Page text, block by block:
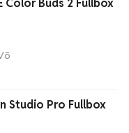
Color Buds 2 Fullbox
Studio Pro Fullbox